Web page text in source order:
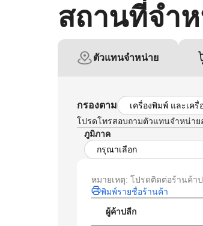
สถานที่จำ
ตัวแทนจำหน่าย
กรองตาม
โปรดโทรสอบถามตัวแทนจำหน่าย
ภูมิภาค
หมายเหตุ: โปรดติดต่อร้านค้า
พิมพ์รายชื่อร้านค้า
ผู้ค้าปลีก